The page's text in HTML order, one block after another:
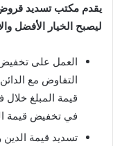
يقدم مكتب تسديد
ليصبح الخيار الأفضل
العمل على تخفيض
التفاوض مع
قيمة المبلغ خلال
في تخفيض قيمة
تسديد قيمة